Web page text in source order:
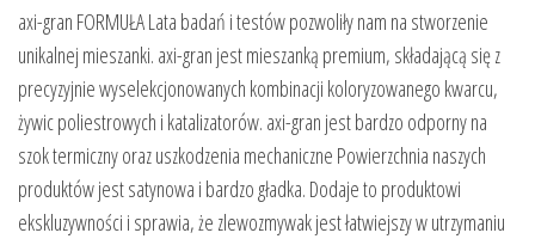
axi-gran FORMUŁA Lata badań i testów pozwoliły nam na stworzenie
unikalnej mieszanki. axi-gran jest mieszanką premium, składającą się z
precyzyjnie wyselekcjonowanych kombinacji koloryzowanego kwarcu,
żywic poliestrowych i katalizatorów. axi-gran jest bardzo odporny na
szok termiczny oraz uszkodzenia mechaniczne Powierzchnia naszych
produktów jest satynowa i bardzo gładka. Dodaje to produktowi
ekskluzywności i sprawia, że zlewozmywak jest łatwiejszy w utrzymaniu